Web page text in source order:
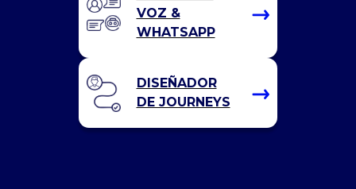
VOZ &
WHATSAPP
DISEÑADOR
DE JOURNEYS